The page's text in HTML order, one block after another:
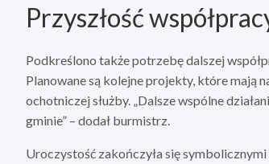
Przyszłość
Podkreślono także potrzebę dalszej
Planowane są kolejne projekty, które mają
ochotniczej służby. „Dalsze wspólne
gminie” – dodał burmistrz.
Uroczystość zakończyła się